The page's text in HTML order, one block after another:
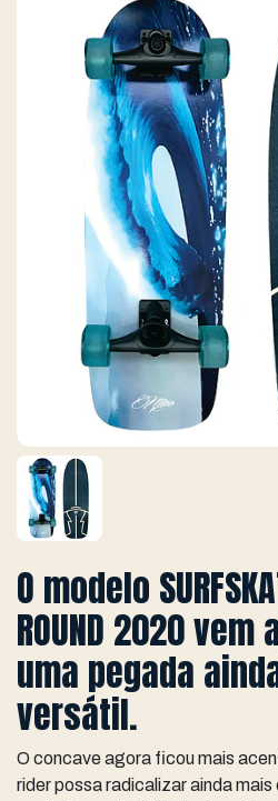
O modelo
ROUND 2020
uma pegada
versátil.
O concave agora ficou mais
rider possa radicalizar ainda